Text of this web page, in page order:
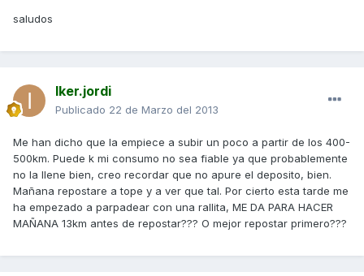
saludos
Iker.jordi
Publicado 22 de Marzo del 2013
Me han dicho que la empiece a subir un poco a partir de los 400-
500km. Puede k mi consumo no sea fiable ya que probablemente
no la llene bien, creo recordar que no apure el deposito, bien.
Mañana repostare a tope y a ver que tal. Por cierto esta tarde me
ha empezado a parpadear con una rallita, ME DA PARA HACER
MAÑANA 13km antes de repostar??? O mejor repostar primero???